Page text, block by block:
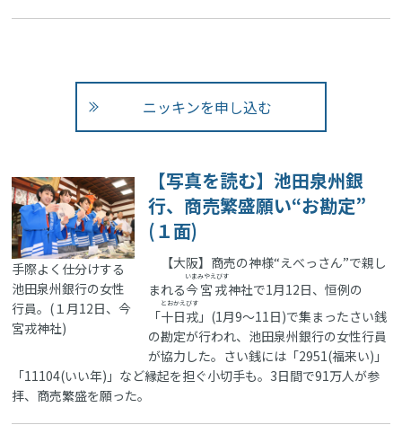
ニッキンを申し込む
手際よく仕分けする
池田泉州銀行の女性
行員。(１月12日、今
宮戎神社)
【写真を読む】池田泉州銀
行、商売繁盛願い“お勘定”
(１面)
【大阪】商売の神様“えべっさん”で親し
まれる今宮戎
いまみやえびす
神社で1月12日、恒例の
「十日戎
とおかえびす
」(1月9～11日)で集まったさい銭
の勘定が行われ、池田泉州銀行の女性行員
が協力した。さい銭には「2951(福来い)」
「11104(いい年)」など縁起を担ぐ小切手も。3日間で91万人が参
拝、商売繁盛を願った。